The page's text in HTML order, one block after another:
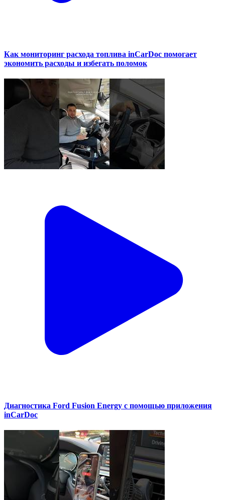
Как мониторинг расхода топлива inCarDoc помогает
экономить расходы и избегать поломок
Диагностика Ford Fusion Energy с помощью приложения
inCarDoc